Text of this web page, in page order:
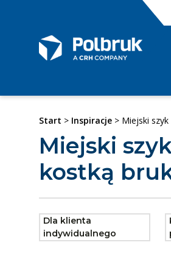
Wg kategorii
Wg zastosowania
Start > Inspiracje > Miejski
Miejski
kostką
Dla klienta
indywidualnego